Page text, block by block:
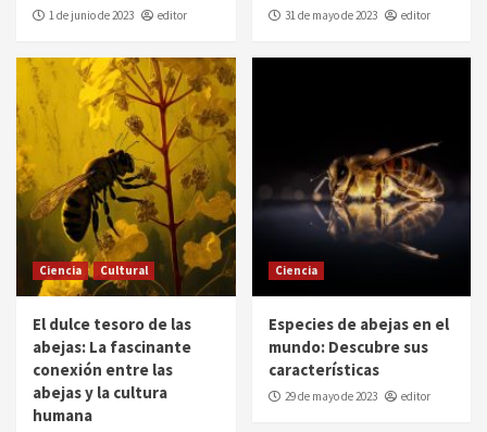
1 de junio de 2023 editor 31 de mayo de 2023 editor
Ciencia Cultural
El dulce tesoro de las
abejas: La fascinante
conexión entre las
abejas y la cultura
humana
Ciencia
Especies de abejas en el
mundo: Descubre sus
características
29 de mayo de 2023 editor